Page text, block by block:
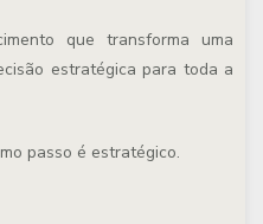
que transforma uma
estratégica para toda a
passo é estratégico.